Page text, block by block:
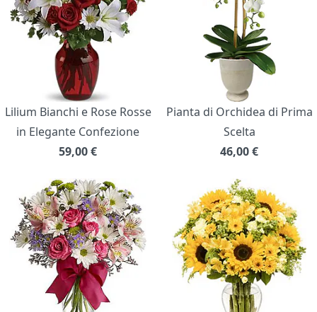
Lilium Bianchi e Rose Rosse
in Elegante Confezione
59,00€
Pianta di Orchidea di Prima
Scelta
46,00€